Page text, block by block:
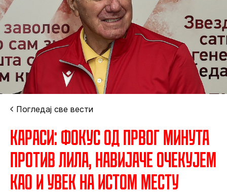
Погледај све вести
Караси: Фокус од првог минута
против Лила, навијаче очекујем
као и увек на истом месту